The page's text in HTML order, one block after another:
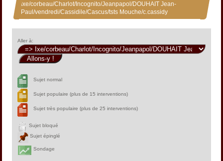
Ixe/corbeau/Charlot/Incognito/Jeanpapol/DOUHAIT Jean-
Paul/vendredi/Cassidile/Cascus/tsts Mouche/c.cassidy
Aller à:
Sujet normal
Sujet populaire (plus de 15 interventions)
Sujet très populaire (plus de 25 interventions)
Sujet bloqué
Sujet épinglé
Sondage